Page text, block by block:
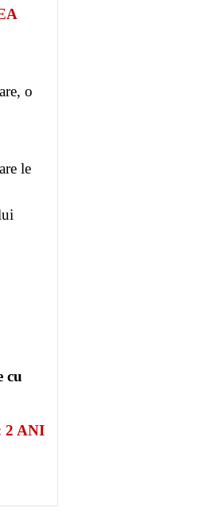
o
le
cu
2 ANI